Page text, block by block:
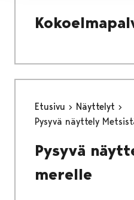
Etusivu
Näyttelyt
Pysyvä näyttely
Pysyvä
merelle